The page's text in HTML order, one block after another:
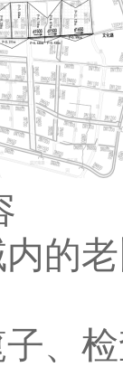
的
、